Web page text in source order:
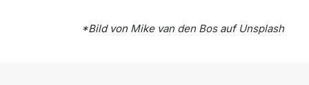
*Bild von Mike van den Bosauf Unsplash